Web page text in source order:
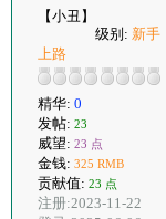
【小丑】
级别: 新手
上路
精华: 0
发帖: 23
威望: 23 点
金钱: 325 RMB
贡献值: 23 点
注册:2023-11-22